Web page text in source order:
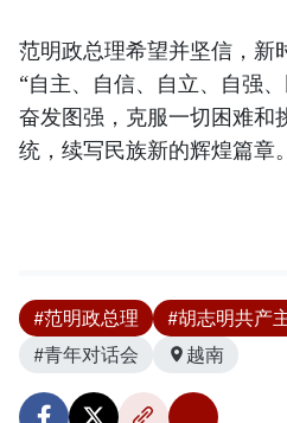
范明政总理希望并坚信，新
“自主、自信、自立、自强
奋发图强，克服一切困难和
统，续写民族新的辉煌篇章
#范明政总理
#胡志明共产
#青年对话会
越南